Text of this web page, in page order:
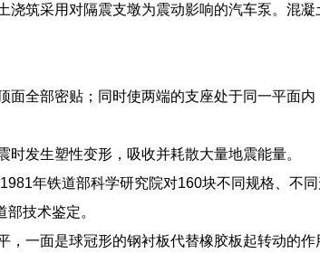
筑采用对隔震支墩为震动影响的汽车泵。混凝
全部密贴；同时使两端的支座处于同一平面内
发生塑性变形，吸收并耗散大量地震能量。
年铁道部科学研究院对160块不同规格、不同
技术鉴定。
一面是球冠形的钢衬板代替橡胶板起转动的作